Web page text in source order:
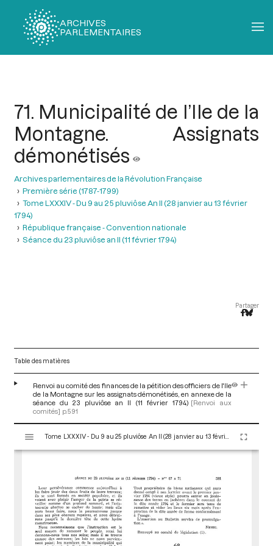
ARCHIVES
PARLEMENTAIRES
71. Municipalité de l’Ile de la
Montagne. Assignats
démonétisés
Archives parlementaires de la Révolution Française
Première série (1787-1799)
Tome LXXXIV - Du 9 au 25 pluviôse An II (28 janvier au 13 février
1794)
République française - Convention nationale
Séance du 23 pluviôse an II (11 février 1794)
Partager
Table des matières
Renvoi au comité des finances de la pétition des officiers de l'Ile
de la Montagne sur les assignats démonétisés, en annexe de la
séance du 23 pluviôse an II (11 février 1794) [Renvoi aux
comités] p.591
s